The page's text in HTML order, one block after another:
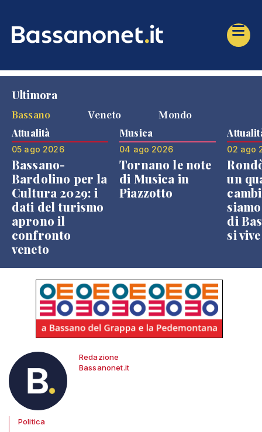
Ultimora
Bassano
Veneto Mondo
Attualità
05 ago 2026
Bassano-
Bardolino per la
Cultura 2029: i
dati del turismo
aprono il
confronto
veneto
Musica
04 ago 2026
Tornano le note
di Musica in
Piazzotto
02 ago
un
di
si
Redazione
Bassanonet.it
Politica